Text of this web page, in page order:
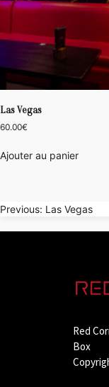
Las Vegas
60.00€
Ajouter au panier
Navigation
de
Previous: Las Vegas
Red
Box